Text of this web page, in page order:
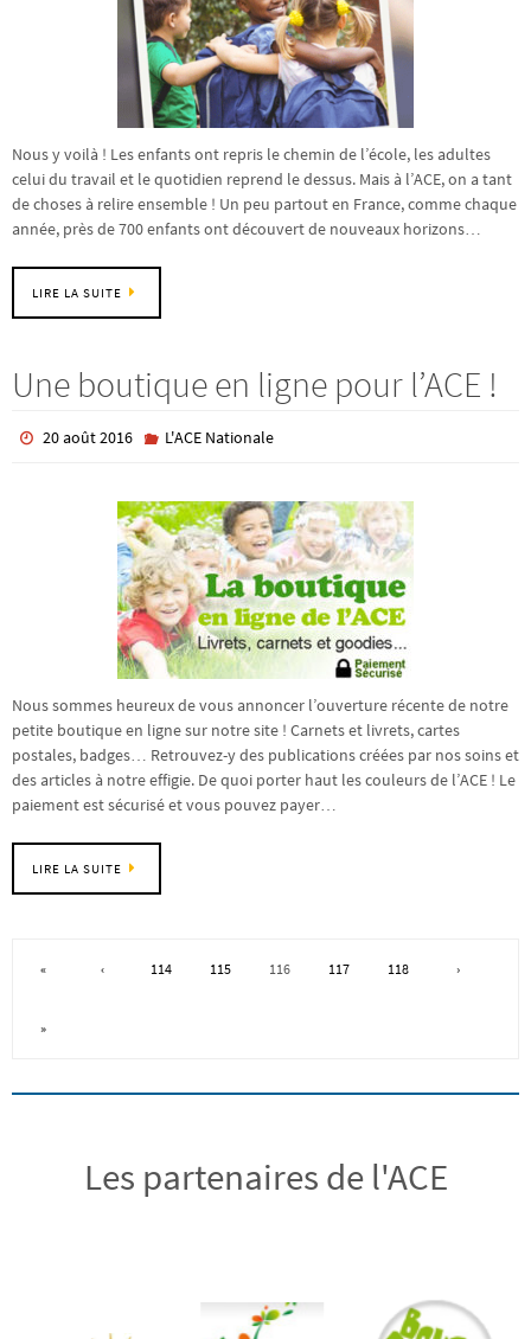
Nous y voilà ! Les enfants ont repris le chemin de l’école, les adultes
celui du travail et le quotidien reprend le dessus. Mais à l’ACE, on a tant
de choses à relire ensemble ! Un peu partout en France, comme chaque
année, près de 700 enfants ont découvert de nouveaux horizons…
LIRE LA SUITE
Une boutique en ligne pour l’ACE !
20 août 2016 L'ACE Nationale
Nous sommes heureux de vous annoncer l’ouverture récente de notre
petite boutique en ligne sur notre site ! Carnets et livrets, cartes
postales, badges… Retrouvez-y des publications créées par nos soins et
des articles à notre effigie. De quoi porter haut les couleurs de l’ACE ! Le
paiement est sécurisé et vous pouvez payer…
LIRE LA SUITE
« ‹ 114 115 116 117 118 ›
»
Les partenaires de l'ACE